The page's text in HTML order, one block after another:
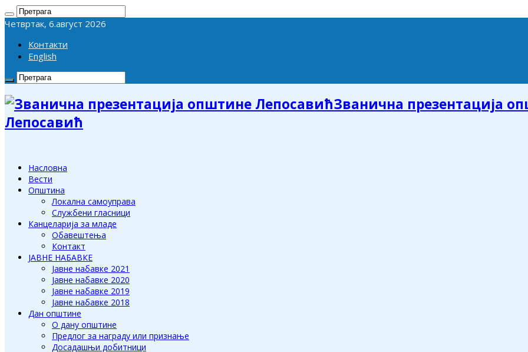
Четвртак, 6.август 2026
Контакти
English
Званична презентација
Лепосавић
Насловна
Вести
Општина
Локална самоуправа
Службени гласници
Канцеларија за младе
Обавештења
Контакт
ЈАВНЕ НАБАВКЕ
Јавне набавке 2021
Јавне набавке 2020
Јавне набавке 2019
Јавне набавке 2018
Дан општине
О дану општине
Предлог за награду или признање
Досадашњи добитници